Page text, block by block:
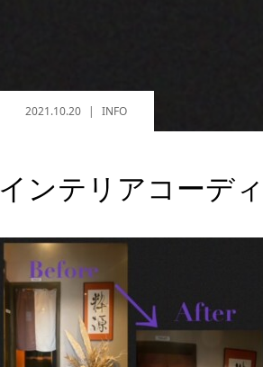
2021.10.20 INFO
インテリアコーデ